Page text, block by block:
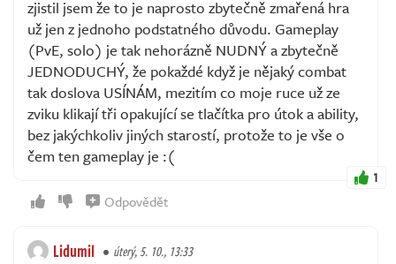
zjistil jsem že to je naprosto zbytečně zmařená hra
už jen z jednoho podstatného důvodu. Gameplay
(PvE, solo) je tak nehorázně NUDNÝ a zbytečně
JEDNODUCHÝ, že pokaždé když je nějaký combat
tak doslova USÍNÁM, mezitím co moje ruce už ze
zviku klikají tři opakující se tlačítka pro útok a ability,
bez jakýchkoliv jiných starostí, protože to je vše o
čem ten gameplay je :(
1
Odpovědět
Lidumil úterý, 5. 10., 13:33